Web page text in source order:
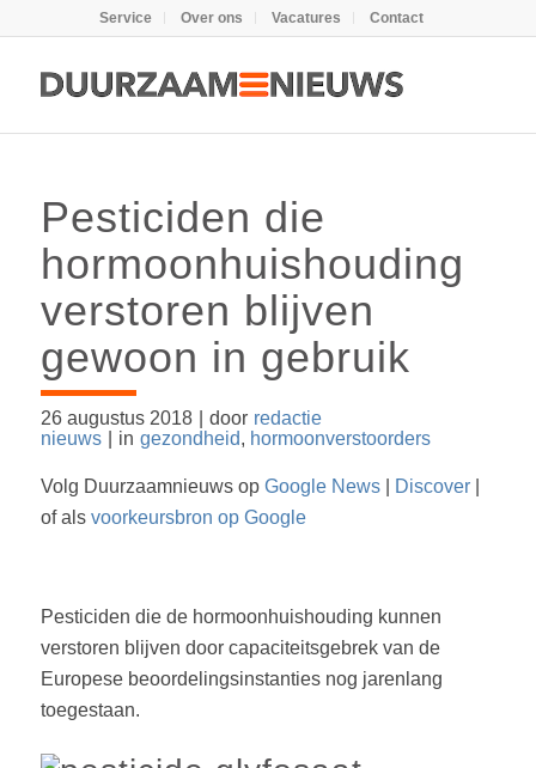
Service Over ons Vacatures Contact
Pesticiden die
hormoonhuishouding
verstoren blijven
gewoon in gebruik
26 augustus 2018 door redactie
nieuws
in gezondheid, hormoonverstoorders
Volg Duurzaamnieuws op Google News| Discover|
of als voorkeursbron op Google
Pesticiden die de hormoonhuishouding kunnen
verstoren blijven door capaciteitsgebrek van de
Europese beoordelingsinstanties nog jarenlang
toegestaan.